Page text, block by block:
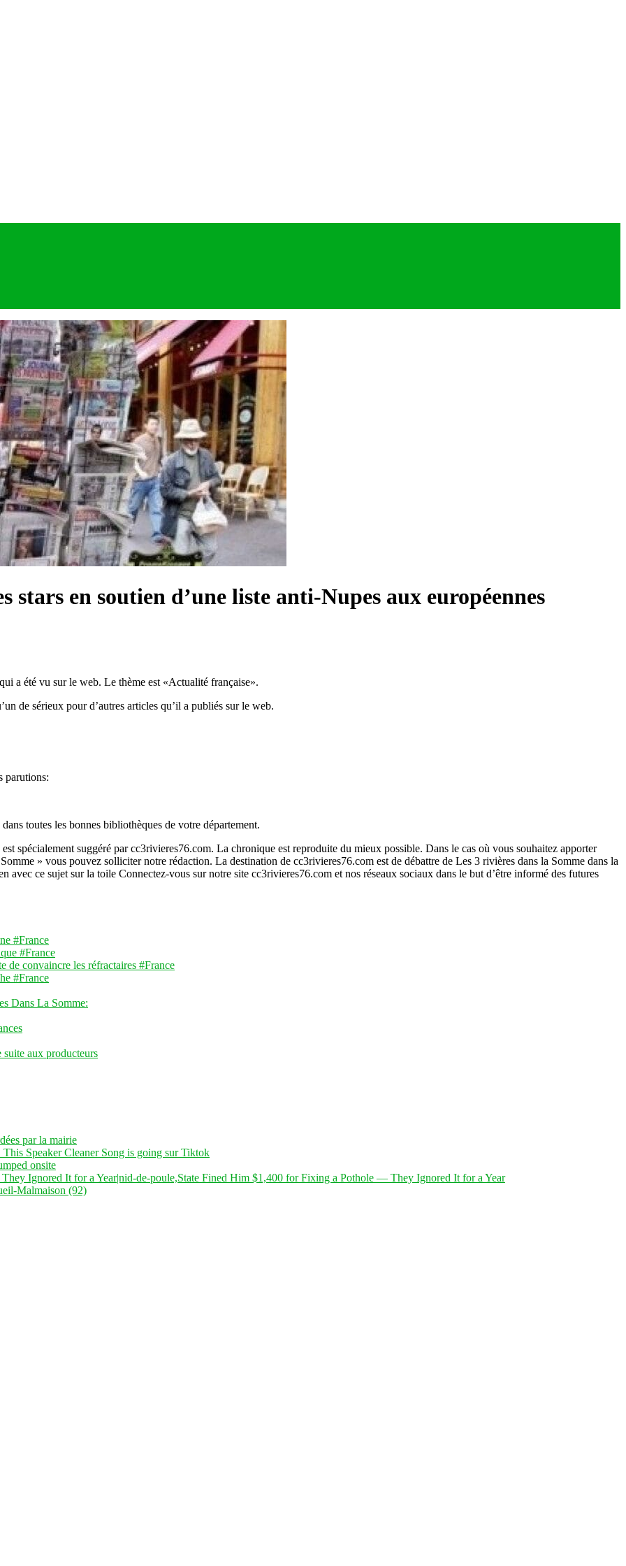
stars en soutien d’une liste anti-Nupes aux européennes
a été vu sur le web. Le thème est «Actualité française».
de sérieux pour d’autres articles qu’il a publiés sur le web.
parutions:
toutes les bonnes bibliothèques de votre département.
spécialement suggéré par cc3rivieres76.com. La chronique est reproduite du mieux possible. Dans le cas où vous souhaitez apporter
» vous pouvez solliciter notre rédaction. La destination de cc3rivieres76.com est de débattre de Les 3 rivières dans la Somme dans la
avec ce sujet sur la toile Connectez-vous sur notre site cc3rivieres76.com et nos réseaux sociaux dans le but d’être informé des futures
#France
#France
de convaincre les réfractaires #France
#France
Dans La Somme:
aux producteurs
par la mairie
Speaker Cleaner Song is going sur Tiktok
onsite
Ignored It for a Year|nid-de-poule,State Fined Him $1,400 for Fixing a Pothole — They Ignored It for a Year
Malmaison (92)